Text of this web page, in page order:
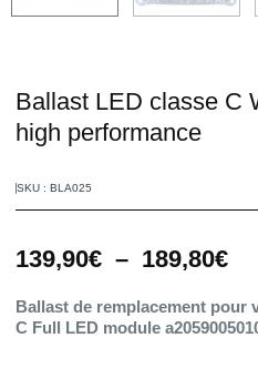
Ballast LED classe C
high performance
SKU : BLA025
139,90€ – 189,80€
à
Ballast de remplacement pour
C Full LED module